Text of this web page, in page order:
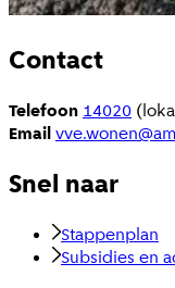
Contact
Telefoon 14020
Email
Snel naar
Stappenplan
Subsidies en